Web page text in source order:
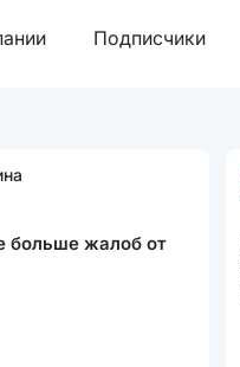
Подписчики
больше жалоб от